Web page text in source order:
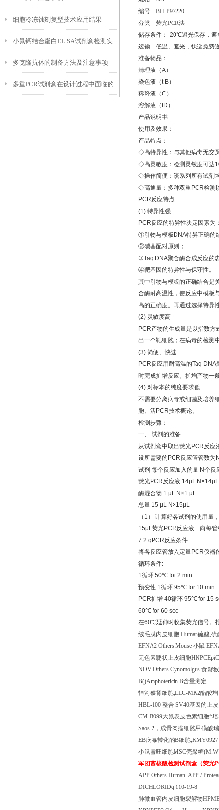
细胞冷冻蚀刻复型技术应用结果
小鼠钙结合蛋白ELISA试剂盒检测实
验条件选择
多克隆抗体的制备方法及注意事项
多重PCR试剂盒在设计过程中面临的
编号： BH-P97220
分类： 荧光PCR法
储存条件： -20℃避光保存，避
运输：低温、避光，快递免费
准备物品：
清理液（A）
染色液（t B）
稀释液（C ）
溶解液（tD ）
产品说明书
使用及效果：
产品特点：
◇高特异性：与其他病毒无交
◇高灵敏度：检测灵敏度可达
◇操作简便：该系列所有试剂
◇高通量：多种双重PCR检测
PCR反应特点
(1) 特异性强
PCR反应的特异性决定因素为
①引物与模板 DNA特异正确的
②碱基配对原则；
③Taq DNA聚合酶合成反应的
④靶基因的特异性与保守性。
其中引物与模板的正确结合是
合酶耐高温性，使反应中模板
高的正确度。再通过选择特异
(2) 灵敏度高
PCR产物的生成量是以指数方
出一个靶细胞；在病毒的检测
(3) 简便、快速
PCR反应用耐高温的Taq DNA
时完成扩增反应。扩增产物一
(4) 对标本的纯度要求低
不需要分离病毒或细菌及培养
胞、活PCR技术概论。
检测步骤：
一、
试剂的准备
从试剂盒中取出荧光PCR反应
设所需要的 PCR反应管管数为
试剂 每个反应加入的量 N个反
荧光PCR反应液 14µL N×14µL
酶混合物 1 µL N×1 µL
总量 15 µL N×15µL
（ 1 ）
计算好各试剂的使用量
15μL荧光PCR反应液，向每
7.2 qPCR反应条件
将各反应管放入定量PCR仪器
循环条件:
1循环 50℃ for 2 min
预变性 1循环 95℃ for 10 min
PCR扩增 40循环 95℃ for 15
60℃ for 60 sec
在60℃延伸时收集荧光信号。
绒毛膜内皮细胞 Human硫酸,硫
EFNA2 Others Mouse 小鼠
无色素睫状上皮细胞HNPCEpiC
NOV Others Cynomolgus 食蟹猴
B()Amphotericin B含量测定
恒河猴肾细胞;LLC-MK2醋酸
HBL-100 整合 SV40基因的上
CM-R099大鼠表皮色素细胞*
Saos-2 ，成骨肉瘤细胞甲磺酸
EB病毒转化的B细胞;KMY0927
小鼠雪旺细胞MSC壳聚糖
军团菌核酸检测试剂盒（荧光
APP Others Human APP /
DICHLORIDq 110-19-8
肺微血管内皮细胞裂解物